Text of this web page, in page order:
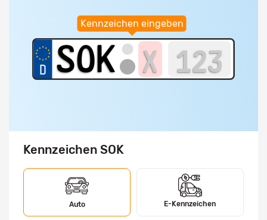
Kennzeichen eingeben
Kennzeichen SOK
Auto E-Kennzeichen